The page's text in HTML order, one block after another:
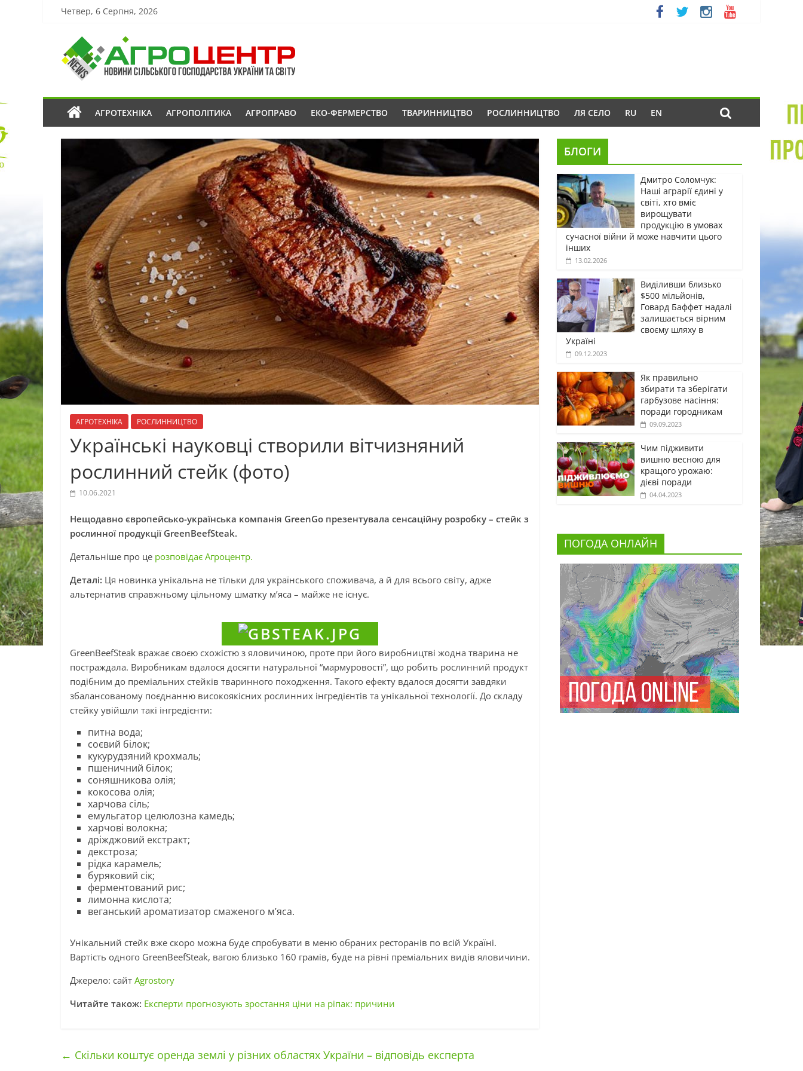
Четвер, 6 Серпня, 2026
АГРОТЕХНІКА АГРОПОЛІТИКА АГРОПРАВО ЕКО-ФЕРМЕРСТВО ТВАРИННИЦТВО РОСЛИННИЦТВО ЛЯ СЕЛО RU EN
АГРОТЕХНІКА РОСЛИННИЦТВО
Українські науковці створили вітчизняний
рослинний стейк (фото)
10.06.2021
Нещодавно європейсько-українська компанія GreenGo презентувала сенсаційну розробку – стейк з
рослинної продукції GreenBeefSteak.
Детальніше про це розповідає Агроцентр.
Деталі: Ця новинка унікальна не тільки для українського споживача, а й для всього світу, адже
альтернатив справжньому цільному шматку м’яса – майже не існує.
GreenBeefSteak вражає своєю схожістю з яловичиною, проте при його виробництві жодна тварина не
постраждала. Виробникам вдалося досягти натуральної “мармуровості”, що робить рослинний продукт
подібним до преміальних стейків тваринного походження. Такого ефекту вдалося досягти завдяки
збалансованому поєднанню високоякісних рослинних інгредієнтів та унікальної технології. До складу
стейку увійшли такі інгредієнти:
питна вода;
соєвий білок;
кукурудзяний крохмаль;
пшеничний білок;
соняшникова олія;
кокосова олія;
харчова сіль;
емульгатор целюлозна камедь;
харчові волокна;
дріжджовий екстракт;
декстроза;
рідка карамель;
буряковий сік;
ферментований рис;
лимонна кислота;
веганський ароматизатор смаженого м’яса.
Унікальний стейк вже скоро можна буде спробувати в меню обраних ресторанів по всій Україні.
Вартість одного GreenBeefSteak, вагою близько 160 грамів, буде на рівні преміальних видів яловичини.
Джерело: сайт Agrostory
Читайте також: Експерти прогнозують зростання ціни на ріпак: причини
← Скільки коштує оренда землі у різних областях України – відповідь експерта
БЛОГИ
Дмитро Соломчук:
Наші аграрії єдині у
світі, хто вміє
вирощувати
продукцію в умовах
сучасної війни й може навчити цього
інших
13.02.2026
Виділивши близько
$500 мільйонів,
Говард Баффет надалі
залишається вірним
своєму шляху в
Україні
09.12.2023
Як правильно
збирати та зберігати
гарбузове насіння:
поради городникам
09.09.2023
Чим підживити
вишню весною для
кращого урожаю:
дієві поради
04.04.2023
ПОГОДА ОНЛАЙН